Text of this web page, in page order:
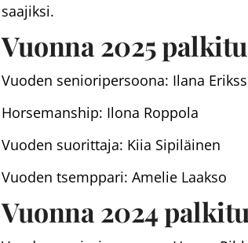
saajiksi.
Vuonna 2025
Vuoden senioripersoona: Ilana
Horsemanship: Ilona Roppola
Vuoden suorittaja: Kiia Sipiläinen
Vuoden tsemppari: Amelie Laakso
Vuonna 2024